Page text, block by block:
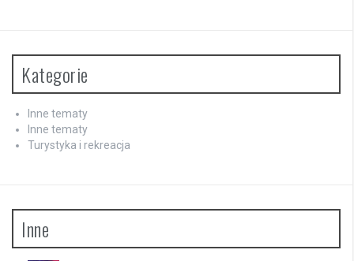
Kategorie
Inne tematy
Inne tematy
Turystyka i rekreacja
Inne